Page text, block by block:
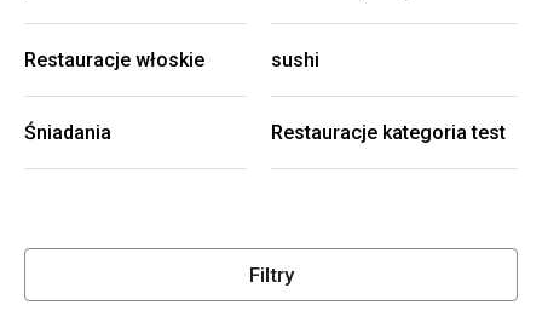
Restauracje włoskie sushi
Śniadania Restauracje kategoria test
Filtry